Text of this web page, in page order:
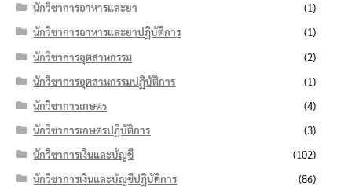
นักวิชาการอาหารและยา
(1)
นักวิชาการอาหารและยาปฏิบัติการ
(1)
นักวิชาการอุตสาหกรรม
(2)
นักวิชาการอุตสาหกรรมปฏิบัติการ
(1)
นักวิชาการเกษตร
(4)
นักวิชาการเกษตรปฏิบัติการ
(3)
นักวิชาการเงินและบัญชี
(102)
นักวิชาการเงินและบัญชีปฏิบัติการ
(86)